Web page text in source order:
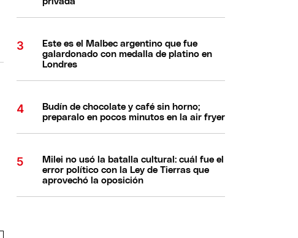
Este es el Malbec argentino que fue
galardonado con medalla de platino en
Londres
Budín de chocolate y café sin horno;
preparalo en pocos minutos en la air fryer
Milei no usó la batalla cultural: cuál fue el
error político con la Ley de Tierras que
aprovechó la oposición